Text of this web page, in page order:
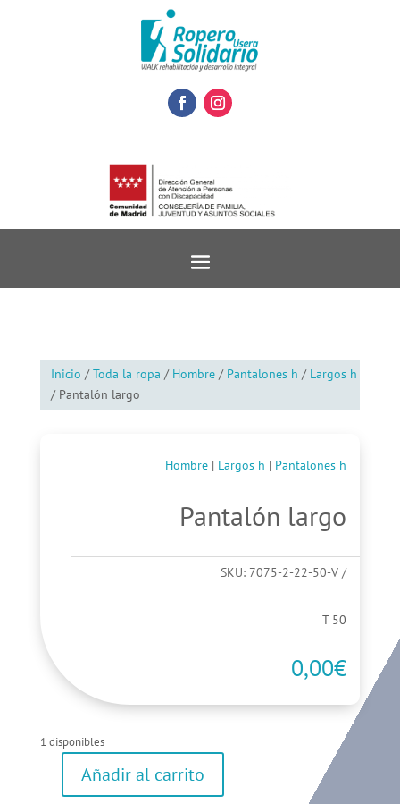
Inicio /Toda la ropa / Hombre/ Pantalones h / Largos h
/ Pantalón largo
Hombre | Largos h | Pantalones h
Pantalón largo
SKU: 7075-2-22-50-V
T 50
0,00€
1 disponibles
PantalónAñadir al carrito